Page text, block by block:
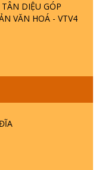
DIỆU GÓP
VĂN HOÁ - VTV4
- SUỐT 49 NĂM
LONG HOA LÀ